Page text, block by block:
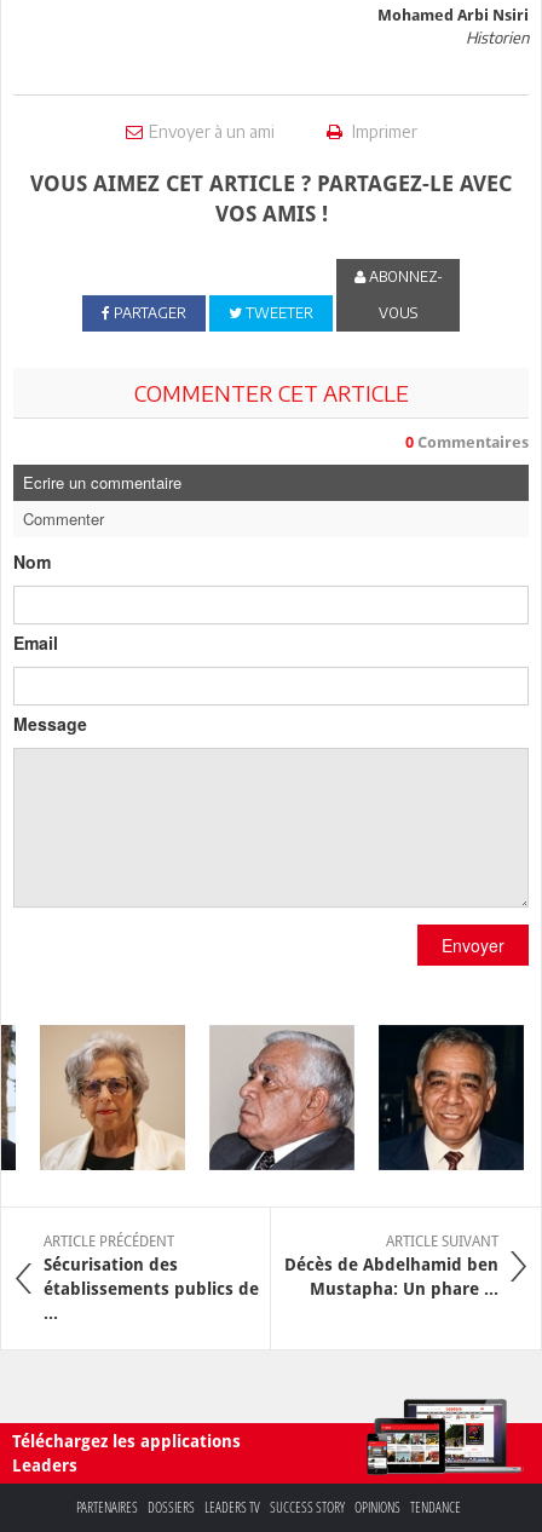
Mohamed Arbi Nsiri
Historien
Envoyer à un ami Imprimer
VOUS AIMEZ CET ARTICLE ? PARTAGEZ-LE AVEC
VOS AMIS !
PARTAGER TWEETER
ABONNEZ-
VOUS
COMMENTER CET ARTICLE
0 Commentaires
Ecrire un commentaire
Commenter
Nom
Email
Message
Envoyer
ARTICLE PRÉCÉDENT
Sécurisation des
établissements publics de
...
ARTICLE SUIVANT
Décès de Abdelhamid ben
Mustapha: Un phare ...
Téléchargez les applications
Leaders
PARTENAIRES DOSSIERS LEADERS TV SUCCESS STORY OPINIONS TENDANCE